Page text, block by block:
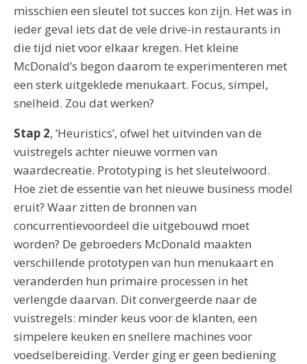
misschien een sleutel tot succes kon zijn. Het was in
ieder geval iets dat de vele drive-in restaurants in
die tijd niet voor elkaar kregen. Het kleine
McDonald’s begon daarom te experimenteren met
een sterk uitgeklede menukaart. Focus, simpel,
snelheid. Zou dat werken?
Stap 2, ‘Heuristics’, ofwel het uitvinden van de
vuistregels achter nieuwe vormen van
waardecreatie. Prototyping is het sleutelwoord.
Hoe ziet de essentie van het nieuwe business model
eruit? Waar zitten de bronnen van
concurrentievoordeel die uitgebouwd moet
worden? De gebroeders McDonald maakten
verschillende prototypen van hun menukaart en
veranderden hun primaire processen in het
verlengde daarvan. Dit convergeerde naar de
vuistregels: minder keus voor de klanten, een
simpelere keuken en snellere machines voor
voedselbereiding. Verder ging er geen bediening